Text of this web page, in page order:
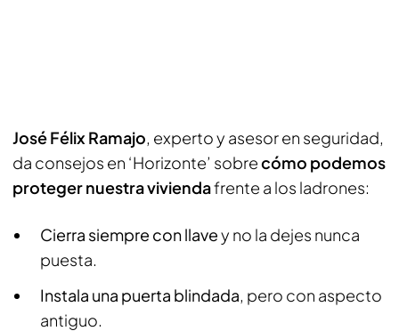
José Félix Ramajo, experto y asesor en seguridad,
da consejos en ‘Horizonte’ sobrecómo podemos
proteger nuestra viviendafrente a los ladrones:
Cierra siempre con llavey no la dejes nunca
puesta.
Instala una puerta blindada, pero con aspecto
antiguo.